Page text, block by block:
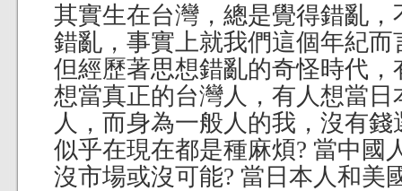
其實生在台灣，總是覺得錯亂
錯亂，事實上就我們這個年紀
但經歷著思想錯亂的奇怪時代
想當真正的台灣人，有人想當
人，而身為一般人的我，沒有
似乎在現在都是種麻煩? 當中國
沒市場或沒可能? 當日本人和美